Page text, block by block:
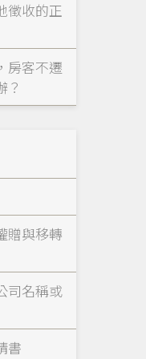
徵收的正
房客不遷
？
贈與移轉
司名稱或
書